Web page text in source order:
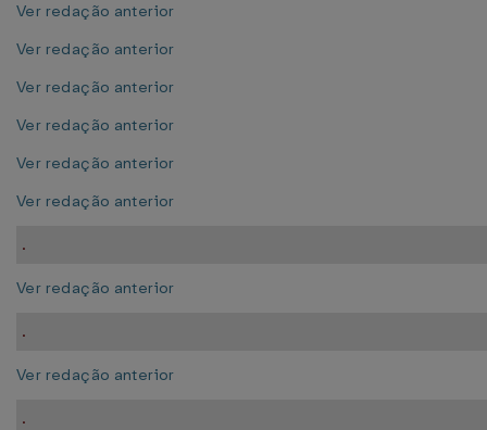
Ver redação anterior
Ver redação anterior
Ver redação anterior
Ver redação anterior
Ver redação anterior
Ver redação anterior
.
Ver redação anterior
.
Ver redação anterior
.